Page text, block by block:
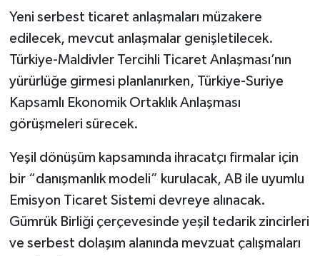
Yeni serbest ticaret anlaşmaları müzakere
edilecek, mevcut anlaşmalar genişletilecek.
Türkiye-Maldivler Tercihli Ticaret Anlaşması’nın
yürürlüğe girmesi planlanırken, Türkiye-Suriye
Kapsamlı Ekonomik Ortaklık Anlaşması
görüşmeleri sürecek.
Yeşil dönüşüm kapsamında ihracatçı firmalar için
bir “danışmanlık modeli” kurulacak, AB ile uyumlu
Emisyon Ticaret Sistemi devreye alınacak.
Gümrük Birliği çerçevesinde yeşil tedarik zincirleri
ve serbest dolaşım alanında mevzuat çalışmaları